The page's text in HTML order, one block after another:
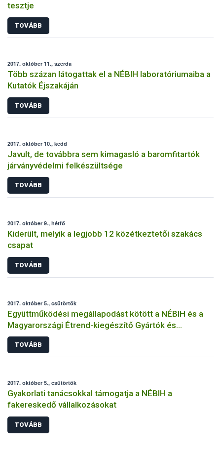
tesztje
TOVÁBB
2017. október 11., szerda
Több százan látogattak el a NÉBIH laboratóriumaiba a
Kutatók Éjszakáján
TOVÁBB
2017. október 10., kedd
Javult, de továbbra sem kimagasló a baromfitartók
járványvédelmi felkészültsége
TOVÁBB
2017. október 9., hétfő
Kiderült, melyik a legjobb 12 közétkeztetői szakács
csapat
TOVÁBB
2017. október 5., csütörtök
Együttműködési megállapodást kötött a NÉBIH és a
Magyarországi Étrend-kiegészítő Gyártók és
Forgalmazók Egyesülete
TOVÁBB
2017. október 5., csütörtök
Gyakorlati tanácsokkal támogatja a NÉBIH a
fakereskedő vállalkozásokat
TOVÁBB